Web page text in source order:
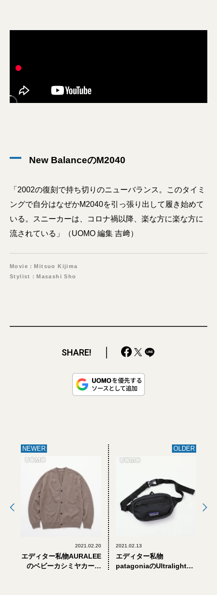
New BalanceのM2040
「2002の復刻で持ち切りのニューバランス。このタイミ
ングで自分はなぜかM2040を引っ張り出して履き始めて
いる。スニーカーは、コロナ禍以降、楽な方に楽な方に
流されている」（UOMO 編集 吉﨑）
Movie：Mitsuo Kijima
Stylist：Masashi Sho
SHARE!
NEWER
2021.02.20
エディター私物AURALEE
のベビーカシミヤカーデ
OLDER
2021.02.13
エディター私物
patagoniaのUltralight